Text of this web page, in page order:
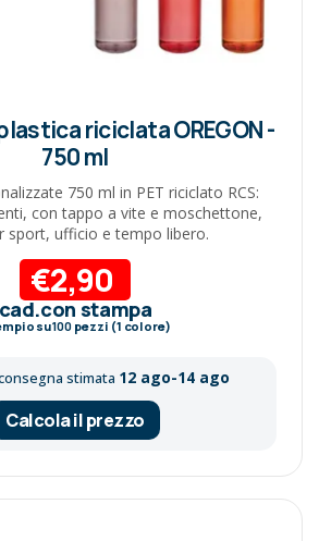
riciclata OREGON -
750 ml
750 ml in PET riciclato RCS:
con tappo a vite e moschettone,
sport, ufficio e tempo libero.
€2,90
cad.con stampa
su100pezzi (1 colore)
stimata 12 ago-14 ago
Calcola il prezzo